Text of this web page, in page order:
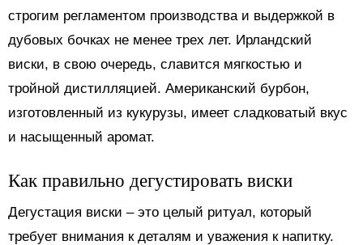
строгим регламентом производства и выдержкой в
дубовых бочках не менее трех лет. Ирландский
виски, в свою очередь, славится мягкостью и
тройной дистилляцией. Американский бурбон,
изготовленный из кукурузы, имеет сладковатый вкус
и насыщенный аромат.
Как правильно дегустировать виски
Дегустация виски – это целый ритуал, который
требует внимания к деталям и уважения к напитку.